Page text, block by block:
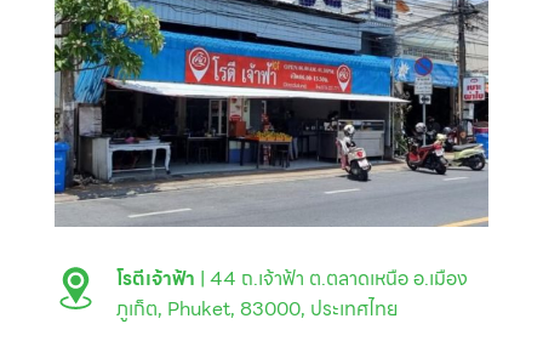
โรตีเจ้าฟ้า | 44 ถ.เจ้าฟ้า ต.ตลาดเหนือ อ.เมือง
ภูเก็ต, Phuket, 83000, ประเทศไทย